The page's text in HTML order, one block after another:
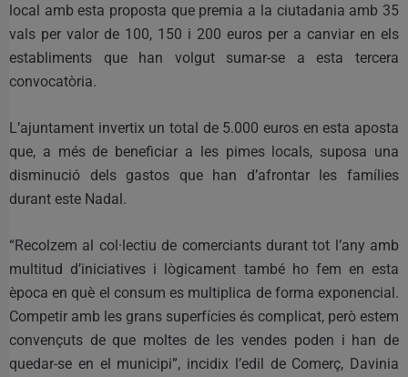
local amb esta proposta que premia a la ciutadania amb 35
vals per valor de 100, 150 i 200 euros per a canviar en els
establiments que han volgut sumar-se a esta tercera
convocatòria.
L’ajuntament invertix un total de 5.000 euros en esta aposta
que, a més de beneficiar a les pimes locals, suposa una
disminució dels gastos que han d’afrontar les famílies
durant este Nadal.
“Recolzem al col·lectiu de comerciants durant tot l’any amb
multitud d’iniciatives i lògicament també ho fem en esta
època en què el consum es multiplica de forma exponencial.
Competir amb les grans superfícies és complicat, però estem
convençuts de que moltes de les vendes poden i han de
quedar-se en el municipi”, incidix l’edil de Comerç, Davinia